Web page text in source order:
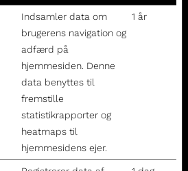
Indsamler data om
brugerens navigation og
adfærd på
hjemmesiden. Denne
data benyttes til
fremstille
statistikrapporter og
heatmaps til
hjemmesidens ejer.
1 år